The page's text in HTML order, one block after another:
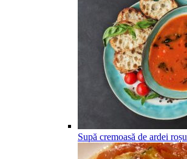
Supă cremoasă de ardei roșu